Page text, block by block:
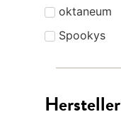
oktaneum
Spookys
Hersteller